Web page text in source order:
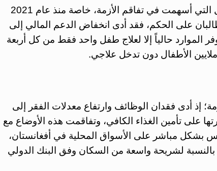
أحد أبرز العوامل التي أسهمت في تفاقم الأزمة، خاصة منذ عام 2021
على الحكم، فقد أدى انخفاض الدعم المالي إلى
الموارد حالياً إلا لعلاج طفل واحد فقط من كل أربعة
الأطفال دون تدخل علاجي.
إذ أدى فقدان الوظائف وارتفاع معدلات الفقر إلى
على تأمين الغذاء الكافي، وتفاقمت هذه الأوضاع مع
بشكل مباشر على الأسواق المحلية في أفغانستان،
لشريحة واسعة من السكان وفق البنك الدولي